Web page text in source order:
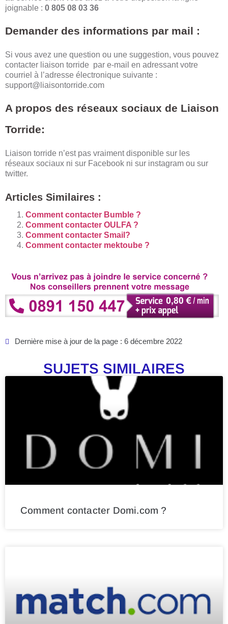
joignable : 0 805 08 03 36
Demander des informations par mail :
Si vous avez une question ou une suggestion, vous pouvez
contacter liaison torride par e-mail en adressant votre
courriel à l’adresse électronique suivante :
support@liaisontorride.com
A propos des réseaux sociaux de Liaison
Torride:
Liaison torride n’est pas vraiment disponible sur les
réseaux sociaux ni sur Facebook ni sur instagram ou sur
twitter.
Articles Similaires :
Comment contacter Bumble ?
Comment contacter OULFA ?
Comment contacter Smail?
Comment contacter mektoube ?
Dernière mise à jour de la page : 6 décembre 2022
SUJETS SIMILAIRES
Comment contacter Domi.com ?